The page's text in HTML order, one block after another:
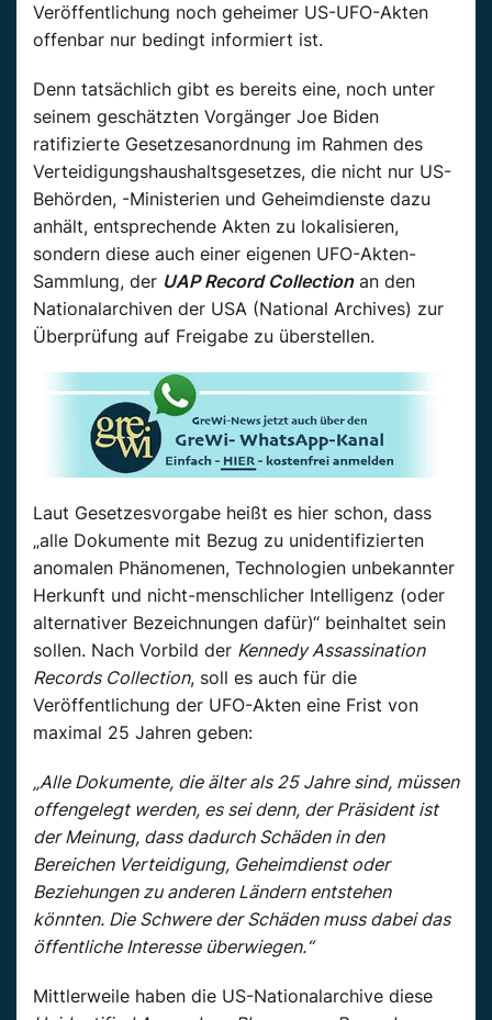
Veröffentlichung noch geheimer US-UFO-Akten
offenbar nur bedingt informiert ist.
Denn tatsächlich gibt es bereits eine, noch unter
seinem geschätzten Vorgänger Joe Biden
ratifizierte Gesetzesanordnung im Rahmen des
Verteidigungshaushaltsgesetzes, die nicht nur US-
Behörden, -Ministerien und Geheimdienste dazu
anhält, entsprechende Akten zu lokalisieren,
sondern diese auch einer eigenen UFO-Akten-
Sammlung, der UAP Record Collectionan den
Nationalarchiven der USA (National Archives) zur
Überprüfung auf Freigabe zu überstellen.
Laut Gesetzesvorgabe heißt es hier schon, dass
„alle Dokumente mit Bezug zu unidentifizierten
anomalen Phänomenen, Technologien unbekannter
Herkunft und nicht-menschlicher Intelligenz (oder
alternativer Bezeichnungen dafür)“ beinhaltet sein
sollen. Nach Vorbild der Kennedy Assassination
Records Collection, soll es auch für die
Veröffentlichung der UFO-Akten eine Frist von
maximal 25 Jahren geben:
„Alle Dokumente, die älter als 25 Jahre sind, müssen
offengelegt werden, es sei denn, der Präsident ist
der Meinung, dass dadurch Schäden in den
Bereichen Verteidigung, Geheimdienst oder
Beziehungen zu anderen Ländern entstehen
könnten. Die Schwere der Schäden muss dabei das
öffentliche Interesse überwiegen.“
Mittlerweile haben die US-Nationalarchive diese